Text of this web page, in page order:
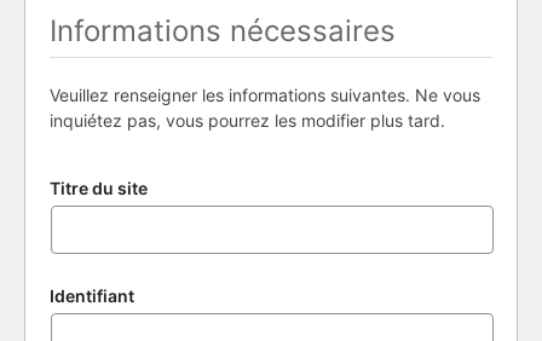
Informations nécessaires
Veuillez renseigner les informations suivantes. Ne vous
inquiétez pas, vous pourrez les modifier plus tard.
Titre du site
Identifiant